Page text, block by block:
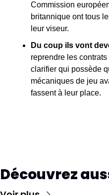
Commission
britannique ont tous
leur viseur.
Du coup ils vont
reprendre les
clarifier qui possède
mécaniques de jeu
fassent à leur place.
Découvrez